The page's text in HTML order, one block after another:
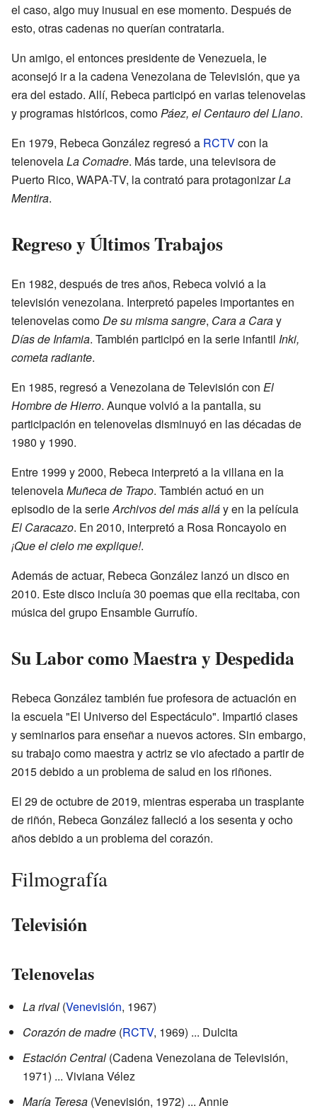
el caso, algo muy inusual en ese momento. Después de
esto, otras cadenas no querían contratarla.
Un amigo, el entonces presidente de Venezuela, le
aconsejó ir a la cadena Venezolana de Televisión, que ya
era del estado. Allí, Rebeca participó en varias telenovelas
y programas históricos, comoPáez, el Centauro del Llano.
En 1979, Rebeca González regresó a RCTVcon la
telenovelaLa Comadre. Más tarde, una televisora de
Puerto Rico, WAPA-TV, la contrató para protagonizarLa
Mentira.
Regreso y Últimos Trabajos
En 1982, después de tres años, Rebeca volvió a la
televisión venezolana. Interpretó papeles importantes en
telenovelas comoDe su misma sangre, Cara a Caray
Días de Infamia. También participó en la serie infantil Inki,
cometa radiante.
En 1985, regresó a Venezolana de Televisión con El
Hombre de Hierro. Aunque volvió a la pantalla, su
participación en telenovelas disminuyó en las décadas de
1980 y 1990.
Entre 1999 y 2000, Rebeca interpretó a la villana en la
telenovelaMuñeca de Trapo. También actuó en un
episodio de la serieArchivos del más alláy en la película
El Caracazo. En 2010, interpretó a Rosa Roncayolo en
¡Que el cielo me explique!.
Además de actuar, Rebeca González lanzó un disco en
2010. Este disco incluía 30 poemas que ella recitaba, con
música del grupo Ensamble Gurrufío.
Su Labor como Maestra y Despedida
Rebeca González también fue profesora de actuación en
la escuela "El Universo del Espectáculo". Impartió clases
y seminarios para enseñar a nuevos actores. Sin embargo,
su trabajo como maestra y actriz se vio afectado a partir de
2015 debido a un problema de salud en los riñones.
El 29 de octubre de 2019, mientras esperaba un trasplante
de riñón, Rebeca González falleció a los sesenta y ocho
años debido a un problema del corazón.
Filmografía
Televisión
Telenovelas
La rival (Venevisión, 1967)
Corazón de madre (RCTV, 1969) ... Dulcita
Estación Central (Cadena Venezolana de Televisión,
1971) ... Viviana Vélez
María Teresa (Venevisión, 1972) ... Annie